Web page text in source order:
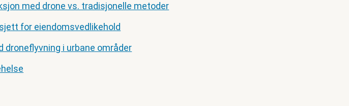
med drone vs. tradisjonelle metoder
for eiendomsvedlikehold
droneflyvning i urbane områder